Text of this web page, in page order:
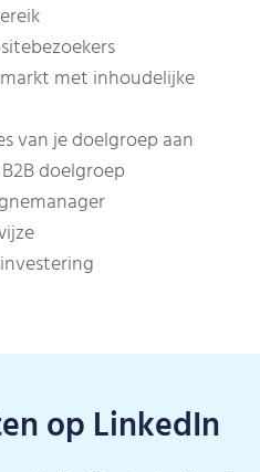
met inhoudelijke
van je doelgroep aan
doelgroep
op LinkedIn